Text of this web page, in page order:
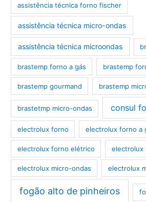
assistência técnica forno fischer
assistência técnica micro-ondas
assistência técnica microondas
brastemp forno a gás brastemp
brastemp gourmand brastemp
brastetmp micro-ondas consul
electrolux forno electrolux forno a
electrolux forno elétrico electrolux
electrolux micro-ondas electrolux
fogão alto de pinheiros